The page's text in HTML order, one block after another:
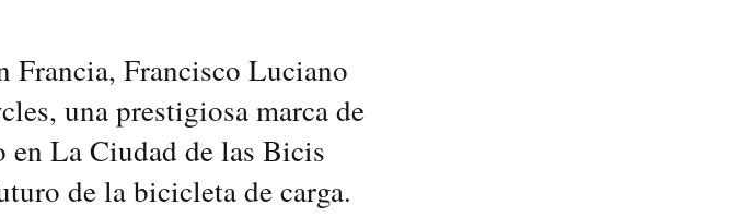
Francia, Francisco Luciano
una prestigiosa marca de
en La Ciudad de las Bicis
de la bicicleta de carga.